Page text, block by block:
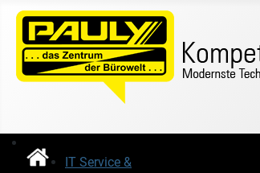
IT Service &